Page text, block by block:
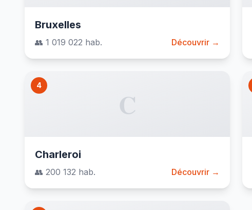
Bruxelles
👥 1 019 022 hab. Découvrir →
4
C
Charleroi
👥 200 132 hab. Découvrir →